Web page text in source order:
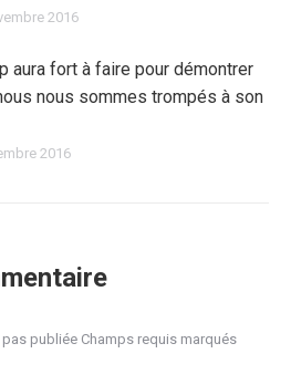
2016
aura fort à faire pour démontrer
nous sommes trompés à son
2016
publiée Champs requis marqués